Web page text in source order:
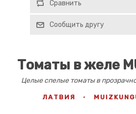
Сравнить
Сообщить другу
Томаты в желе
Целые спелые томаты в
ЛАТВИЯ ·